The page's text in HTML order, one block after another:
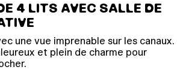
4 LITS AVEC SALLE DE
une vue imprenable sur les canaux.
et plein de charme pour